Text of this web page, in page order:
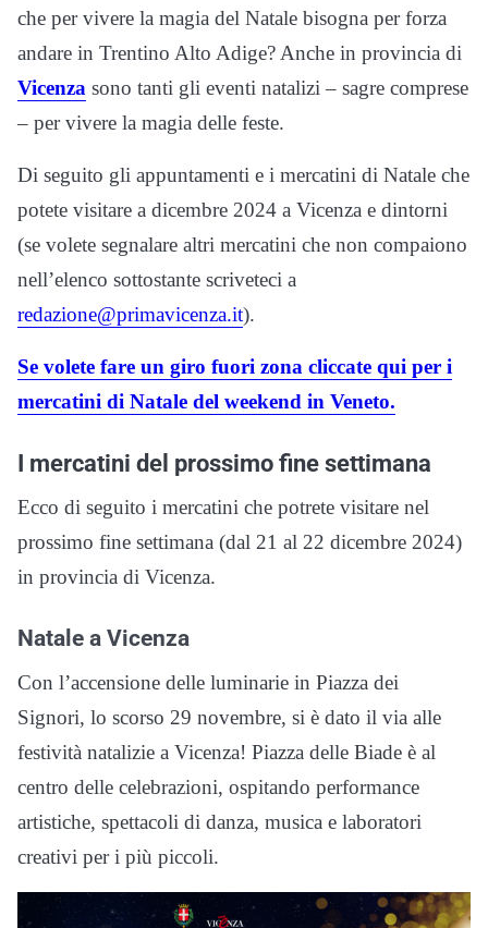
che per vivere la magia del Natale bisogna per forza
andare in Trentino Alto Adige? Anche in provincia di
Vicenza sono tanti gli eventi natalizi – sagre comprese
– per vivere la magia delle feste.
Di seguito gli appuntamenti e i mercatini di Natale che
potete visitare a dicembre 2024 a Vicenza e dintorni
(se volete segnalare altri mercatini che non compaiono
nell’elenco sottostante scriveteci a
redazione@primavicenza.it).
Se volete fare un giro fuori zona cliccate qui per i
mercatini di Natale del weekend in Veneto.
I mercatini del prossimo fine settimana
Ecco di seguito i mercatini che potrete visitare nel
prossimo fine settimana (dal 21 al 22 dicembre 2024)
in provincia di Vicenza.
Natale a Vicenza
Con l’accensione delle luminarie in Piazza dei
Signori, lo scorso 29 novembre, si è dato il via alle
festività natalizie a Vicenza! Piazza delle Biade è al
centro delle celebrazioni, ospitando performance
artistiche, spettacoli di danza, musica e laboratori
creativi per i più piccoli.